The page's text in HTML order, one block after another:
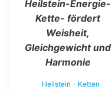
Heilstein-Energie-
Kette- fördert
Weisheit,
Gleichgewicht und
Harmonie
Heilstein - Ketten